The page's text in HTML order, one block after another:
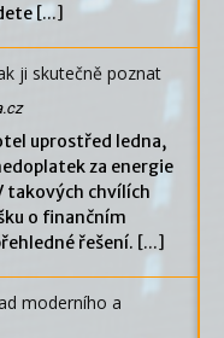
[...]
ji skutečně poznat
uprostřed ledna,
za energie
takových chvílích
o finančním
řešení. [...]
moderního a